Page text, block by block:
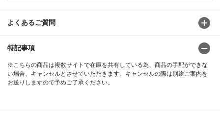
よくあるご質問
特記事項
※こちらの商品は複数サイトで在庫を共有している為、商品の手配ができな
い場合、キャンセルとさせていただきます。キャンセルの際は別途ご案内を
お送りしますので予めご了承ください。